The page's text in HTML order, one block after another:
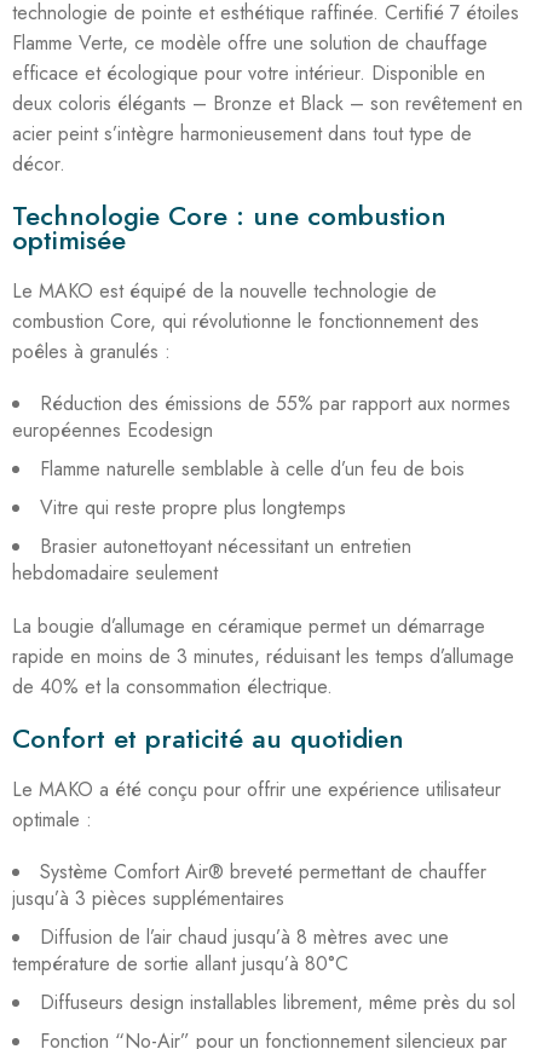
technologie de pointe et esthétique raffinée. Certifié 7 étoiles
Flamme Verte, ce modèle offre une solution de chauffage
efficace et écologique pour votre intérieur. Disponible en
deux coloris élégants – Bronze et Black – son revêtement en
acier peint s’intègre harmonieusement dans tout type de
décor.
Technologie Core : une combustion
optimisée
Le MAKO est équipé de la nouvelle technologie de
combustion Core, qui révolutionne le fonctionnement des
poêles à granulés :
Réduction des émissions de 55% par rapport aux normes
européennes Ecodesign
Flamme naturelle semblable à celle d’un feu de bois
Vitre qui reste propre plus longtemps
Brasier autonettoyant nécessitant un entretien
hebdomadaire seulement
La bougie d’allumage en céramique permet un démarrage
rapide en moins de 3 minutes, réduisant les temps d’allumage
de 40% et la consommation électrique.
Confort et praticité au quotidien
Le MAKO a été conçu pour offrir une expérience utilisateur
optimale :
Système Comfort Air® breveté permettant de chauffer
jusqu’à 3 pièces supplémentaires
Diffusion de l’air chaud jusqu’à 8 mètres avec une
température de sortie allant jusqu’à 80°C
Diffuseurs design installables librement, même près du sol
Fonction “No-Air” pour un fonctionnement silencieux par